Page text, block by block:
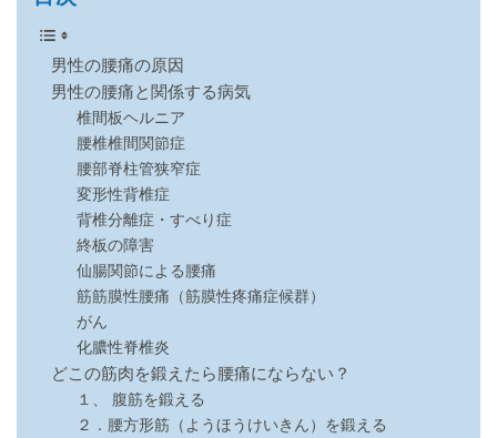
男性の腰痛の原因
男性の腰痛と関係する病気
椎間板ヘルニア
腰椎椎間関節症
腰部脊柱管狭窄症
変形性背椎症
背椎分離症・すべり症
終板の障害
仙腸関節による腰痛
筋筋膜性腰痛（筋膜性疼痛症候群）
がん
化膿性脊椎炎
どこの筋肉を鍛えたら腰痛にならない？
１、 腹筋を鍛える
２．腰方形筋（ようほうけいきん）を鍛える